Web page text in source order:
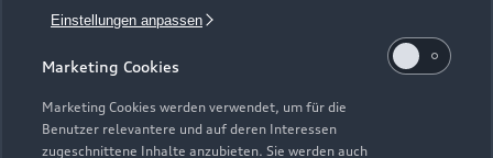
Einstellungen anpassen
Marketing Cookies
Marketing Cookies werden verwendet, um für die
Benutzer relevantere und auf deren Interessen
zugeschnittene Inhalte anzubieten. Sie werden auch
Aktionen & Angebote
Geschäftskunden
Audi digital services
myAudi
Audi Online Beratung
Unternehmen
Karriere
Investor Relations
© 2026 AUDI AG. Alle Rechte vorbehalten